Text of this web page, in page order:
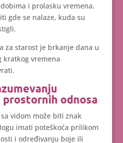
i prolasku vremena.
gde se nalaze, kuda su
za starost je brkanje dana u
kratkog vremena
odnosa
vidom može biti znak
imati poteškoća prilikom
i određivanju boje ili